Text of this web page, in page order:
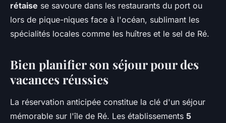
rétaise se savoure dans les restaurants du port ou
lors de pique-niques face à l'océan, sublimant les
spécialités locales comme les huîtres et le sel de Ré.
Bien planifier son séjour pour des
vacances réussies
La réservation anticipée constitue la clé d'un séjour
mémorable sur l'île de Ré. Les établissements 5